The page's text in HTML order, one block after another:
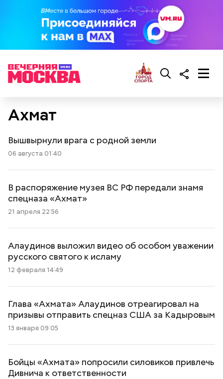
Ахмат
Вышвырнули врага с родной земли
06 августа 01:40
В распоряжение музея ВС РФ передали знамя
спецназа «Ахмат»
21 апреля 22:56
Алаудинов выложил видео об особом уважении
русского святого к исламу
12 февраля 14:49
Глава «Ахмата» Алаудинов отреагировал на
призывы отправить спецназ США за Кадыровым
13 января 09:05
Бойцы «Ахмата» попросили силовиков привлечь
Дивнича к ответственности